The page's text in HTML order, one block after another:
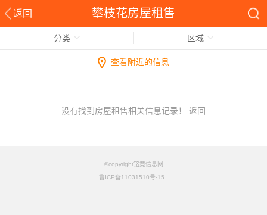
返回 攀枝花房屋租售
分类 区域
查看附近的信息
没有找到房屋租售相关信息记录！ 返回
©copyright铭竟信息网
鲁ICP备11031510号-15